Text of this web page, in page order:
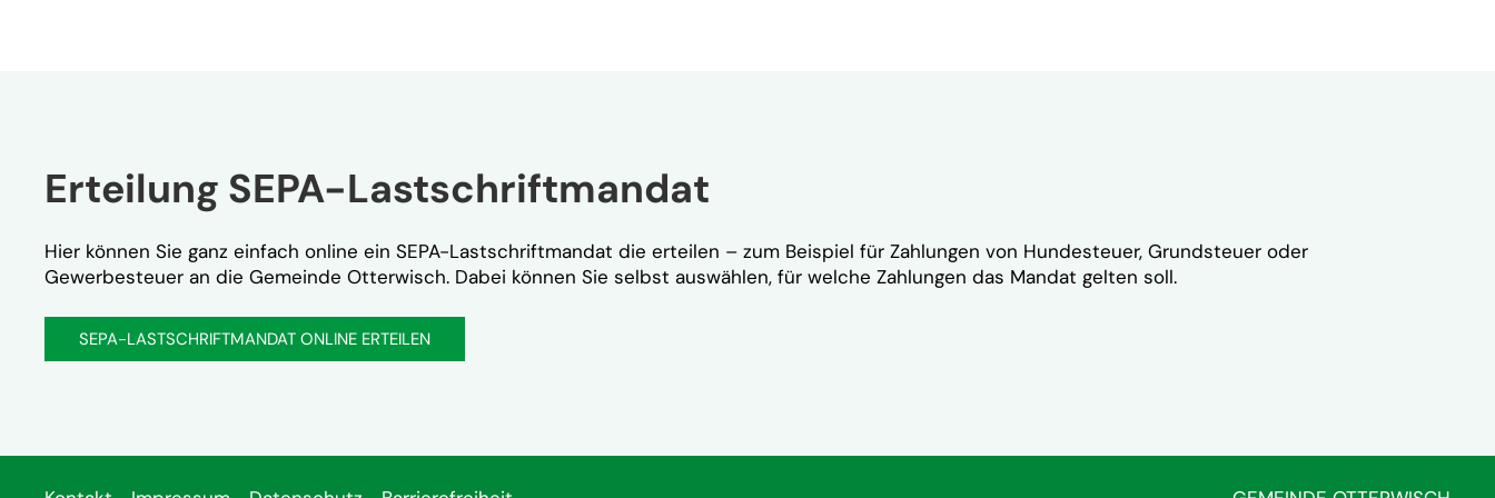
Erteilung SEPA-Lastschriftmandat
Hier können Sie ganz einfach online ein SEPA-Lastschriftmandat die erteilen – zum Beispiel für Zahlungen von Hundesteuer, Grundsteuer oder
Gewerbesteuer an die Gemeinde Otterwisch. Dabei können Sie selbst auswählen, für welche Zahlungen das Mandat gelten soll.
SEPA-LASTSCHRIFTMANDAT ONLINE ERTEILEN